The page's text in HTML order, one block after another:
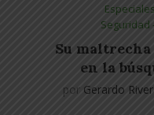
Especiales
Seguridad
Su
en la
por Gerardo